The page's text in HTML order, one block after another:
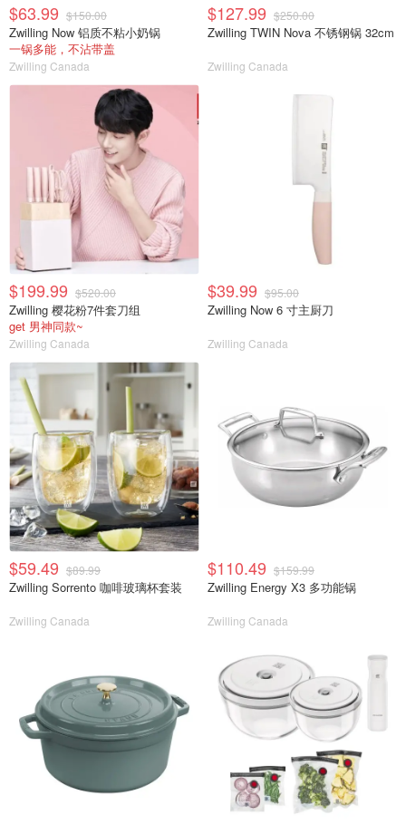
$63.99 $150.00
Zwilling Now 铝质不粘小奶锅
一锅多能，不沾带盖
Zwilling Canada
$127.99 $250.00
Zwilling TWIN Nova 不锈钢锅 32cm
Zwilling Canada
$199.99 $520.00
Zwilling 樱花粉7件套刀组
get 男神同款~
Zwilling Canada
$39.99 $95.00
Zwilling Now 6 寸主厨刀
Zwilling Canada
$59.49 $89.99
Zwilling Sorrento 咖啡玻璃杯套装
Zwilling Canada
$110.49 $159.99
Zwilling Energy X3 多功能锅
Zwilling Canada